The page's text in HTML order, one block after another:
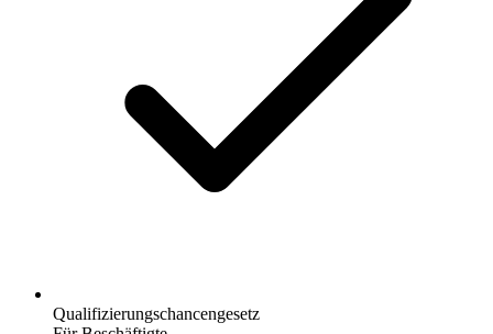
Qualifizierungschancengesetz